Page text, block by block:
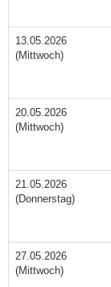
13.05.2026
(Mittwoch)
20.05.2026
(Mittwoch)
21.05.2026
(Donnerstag)
27.05.2026
(Mittwoch)